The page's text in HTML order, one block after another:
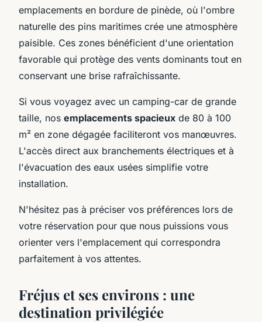
emplacements en bordure de pinède, où l'ombre
naturelle des pins maritimes crée une atmosphère
paisible. Ces zones bénéficient d'une orientation
favorable qui protège des vents dominants tout en
conservant une brise rafraîchissante.
Si vous voyagez avec un camping-car de grande
taille, nos emplacements spacieux de 80 à 100
m² en zone dégagée faciliteront vos manœuvres.
L'accès direct aux branchements électriques et à
l'évacuation des eaux usées simplifie votre
installation.
N'hésitez pas à préciser vos préférences lors de
votre réservation pour que nous puissions vous
orienter vers l'emplacement qui correspondra
parfaitement à vos attentes.
Fréjus et ses environs : une
destination privilégiée